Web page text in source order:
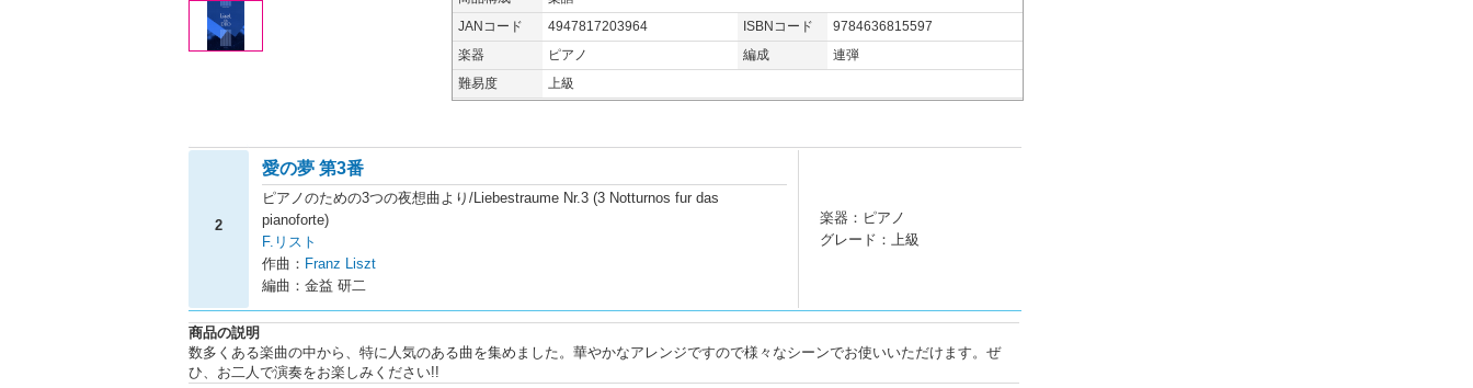
JANコード
4947817203964 ISBNコード
9784636815597
楽器
ピアノ 編成
連弾
難易度
上級
2
愛の夢 第3番
ピアノのための3つの夜想曲より/Liebestraume Nr.3 (3 Notturnos fur das
pianoforte)
F.リスト
作曲： Franz Liszt
編曲：金益 研二
楽器：ピアノ
グレード：上級
商品の説明
数多くある楽曲の中から、特に人気のある曲を集めました。華やかなアレンジですので様々なシーンでお使いいただけます。ぜ
ひ、お二人で演奏をお楽しみください!!